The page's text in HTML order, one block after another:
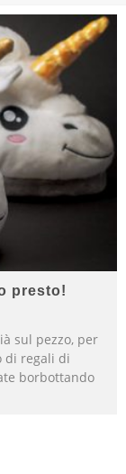
presto!
sul pezzo, per
di regali di
borbottando